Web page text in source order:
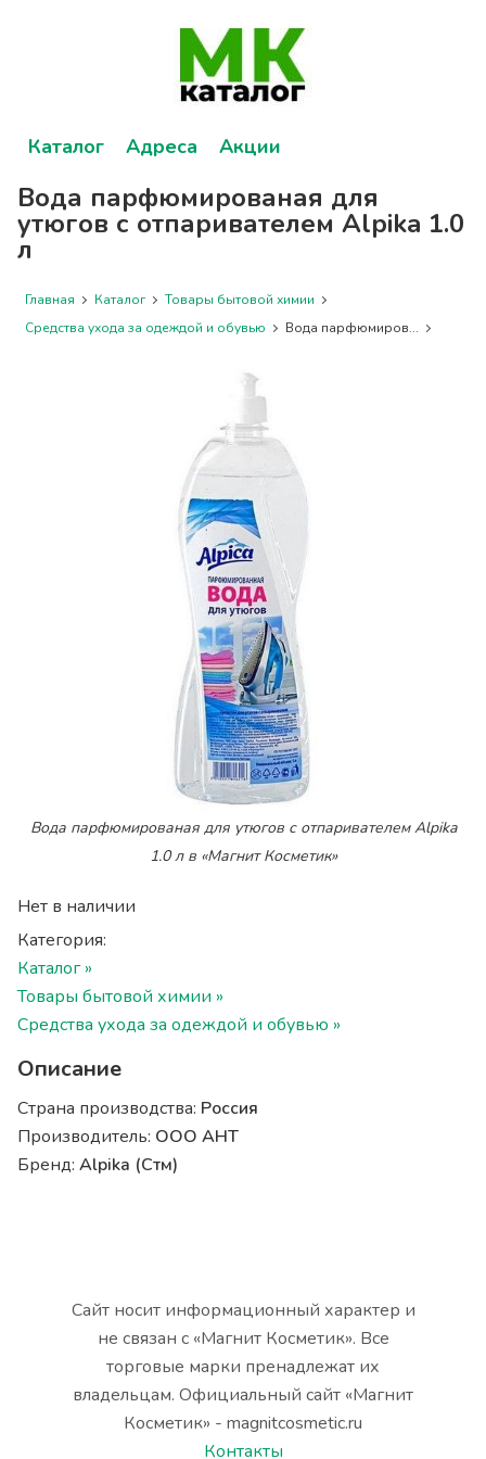
Каталог Адреса Акции
Вода парфюмированая для
утюгов с отпаривателем Alpika 1.0
л
Главная Каталог
Товары бытовой химии
Средства ухода за одеждой и обувью
Вода парфюмиров...
Вода парфюмированая для утюгов с отпаривателем Alpika
1.0 л в «Магнит Косметик»
Нет в наличии
Категория:
Каталог »
Товары бытовой химии »
Средства ухода за одеждой и обувью »
Описание
Страна производства: Россия
Производитель: ООО АНТ
Бренд:Alpika (Стм)
Сайт носит информационный характер и
не связан с «Магнит Косметик». Все
торговые марки пренадлежат их
владельцам. Официальный сайт «Магнит
Косметик» - magnitcosmetic.ru
Контакты